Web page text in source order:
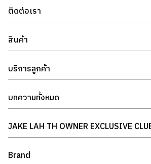
ติดต่อเรา
สินค้า
บริการลูกค้า
บทความทั้งหมด
JAKE LAH TH OWNER EXCLUSIVE
Brand